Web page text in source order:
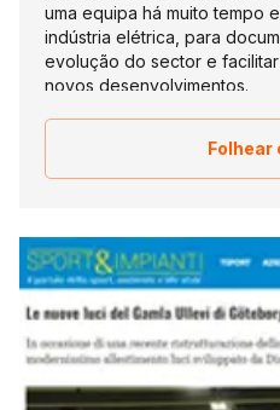
uma equipa há muito tempo
indústria elétrica, para
evolução do sector e
novos desenvolvimentos.
Folhear